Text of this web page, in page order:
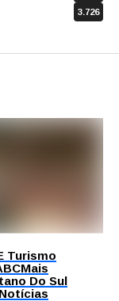
3.726
Turismo
Mais
Do Sul